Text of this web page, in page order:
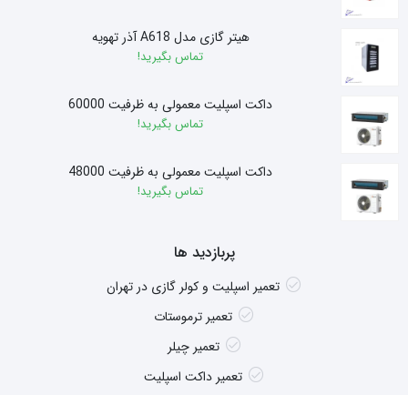
هیتر گازی مدل A618 آذر تهویه
تماس بگیرید!
داکت اسپلیت معمولی به ظرفیت 60000
تماس بگیرید!
داکت اسپلیت معمولی به ظرفیت 48000
تماس بگیرید!
پربازدید ها
تعمیر اسپلیت و کولر گازی در تهران
تعمیر ترموستات
تعمیر چیلر
تعمیر داکت اسپلیت